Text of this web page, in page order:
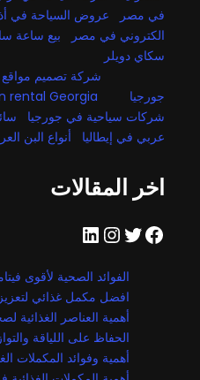
في مصر
عروض السياحة في
الكتروني في مصر
بيع ساعة
سكاي دويلر
شركة تصميم مواقع
جورجيا
rental Georgia
شركات سياحية في جورجيا
عربي في إيطاليا
أنواع البن
اخر المقالات
فيسبوك تويتر إنستجرام لينكد إن
الفوائد الصحية لأقوى
افضل مكمل غذائي لتعزيز
أهمية العناصر
الحفاظ على اللياقة
أهمية وفوائد المكملات